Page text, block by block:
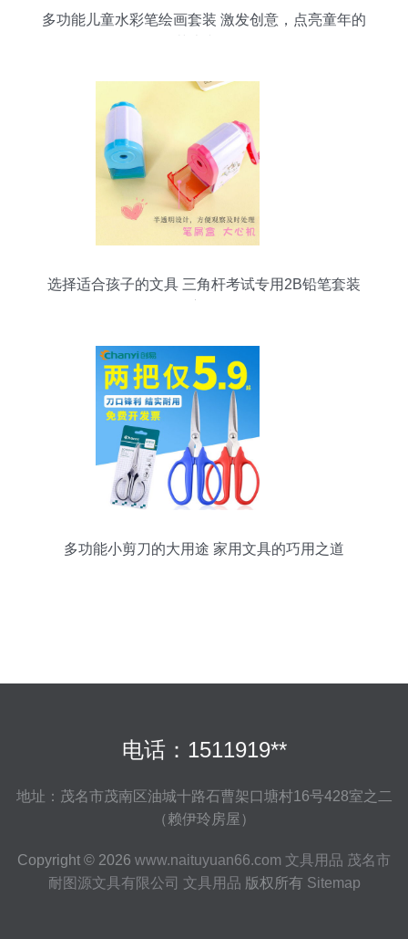
多功能儿童水彩笔绘画套装 激发创意，点亮童年的
选择适合孩子的文具 三角杆考试专用2B铅笔套装
多功能小剪刀的大用途 家用文具的巧用之道
电话：1511919**
地址：茂名市茂南区油城十路石曹架口塘村16号428室之二
（赖伊玲房屋）
Copyright © 2026 www.naituyuan66.com 文具用品 茂名市
耐图源文具有限公司 文具用品 版权所有 Sitemap